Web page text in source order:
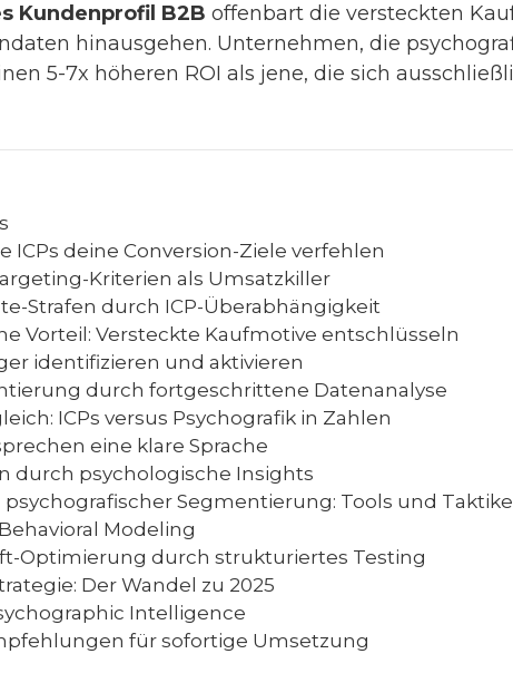
Kundenprofil B2B offenbart die versteckten
hinausgehen. Unternehmen, die
5-7x höheren ROI als jene, die sich
ICPs deine Conversion-Ziele verfehlen
Kriterien als Umsatzkiller
Strafen durch ICP-Überabhängigkeit
Vorteil: Versteckte Kaufmotive entschlüsseln
identifizieren und aktivieren
durch fortgeschrittene Datenanalyse
ICPs versus Psychografik in Zahlen
eine klare Sprache
durch psychologische Insights
Segmentierung: Tools und
Modeling
Optimierung durch strukturiertes Testing
Der Wandel zu 2025
Intelligence
für sofortige Umsetzung